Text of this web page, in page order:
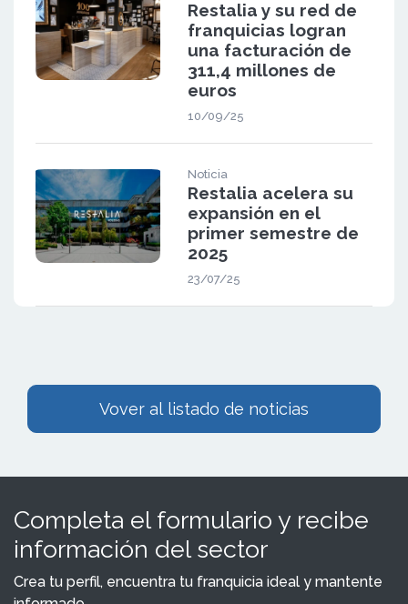
Restalia y su red de
franquicias logran
una facturación de
311,4 millones de
euros
10/09/25
Noticia
Restalia acelera su
expansión en el
primer semestre de
2025
23/07/25
Vover al listado de noticias
Completa el formulario y recibe
información del sector
Crea tu perfil, encuentra tu franquicia ideal y mantente